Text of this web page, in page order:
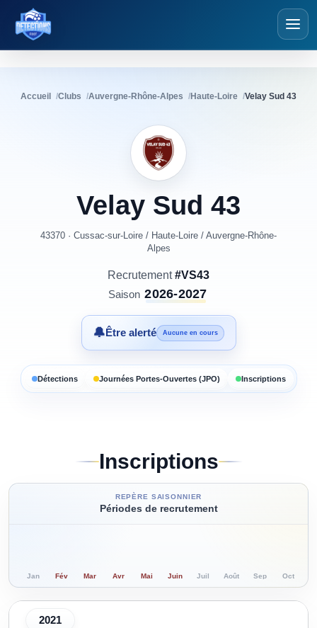
Détections Foot
Accueil Clubs Auvergne-Rhône-Alpes Haute-Loire Velay Sud 43
Velay Sud 43
43370 · Cussac-sur-Loire / Haute-Loire / Auvergne-Rhône-
Alpes
Recrutement#VS43
Saison 2026-2027
🔔Être alerté Aucune en cours
Détections Journées Portes-Ouvertes (JPO) Inscriptions
Inscriptions
REPÈRE SAISONNIER
Périodes de recrutement
Jan Fév Mar Avr Mai Juin Juil Août Sep Oct
2021